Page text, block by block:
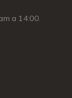
a 14:00.